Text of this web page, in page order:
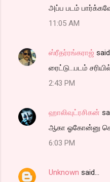
அப்ப படம்
11:05 AM
ஸ்ரீதர்ரங்கராஜ் said…
ரைட்டு...படம்
2:43 PM
ஹாலிவுட்ரசிகன்
ஆகா ஓகோன்னு
6:03 PM
Unknown said…